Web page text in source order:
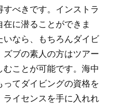
べきです。インストラ
に潜ることができま
なら、もちろんダイビ
ブの素人の方はツアー
ことが可能です。海中
てダイビングの資格を
イセンスを手に入れれ